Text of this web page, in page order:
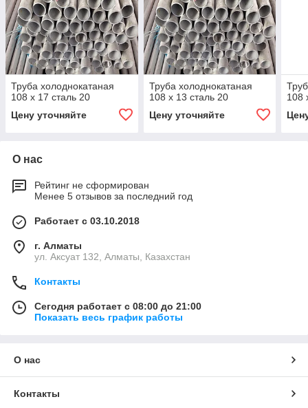
Труба холоднокатаная
108 х 17 сталь 20
Цену уточняйте
Труба холоднокатаная
108 х 13 сталь 20
Цену уточняйте
108
О нас
Рейтинг не сформирован
Менее 5 отзывов за последний год
Работает с 03.10.2018
г. Алматы
ул. Аксуат 132, Алматы, Казахстан
Контакты
Сегодня работает с 08:00 до 21:00
Показать весь график работы
О нас
Контакты